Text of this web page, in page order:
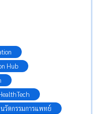
Hub
นวัตกรรมการแพทย์